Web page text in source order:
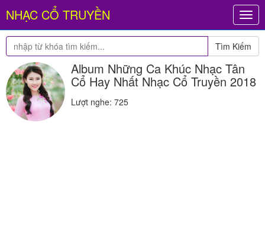
NHẠC CỔ TRUYỀN
Tìm Kiếm
Album Những Ca Khúc Nhạc Tân
Cổ Hay Nhất Nhạc Cổ Truyền 2018
Lượt nghe: 725